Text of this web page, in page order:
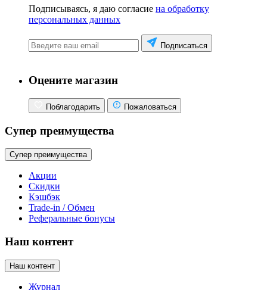
Подписываясь, я даю согласие на обработку
персональных данных
Подписаться
Оцените магазин
Поблагодарить Пожаловаться
Супер преимущества
Супер преимущества
Акции
Скидки
Кэшбэк
Trade-in / Обмен
Реферальные бонусы
Наш контент
Наш контент
Журнал